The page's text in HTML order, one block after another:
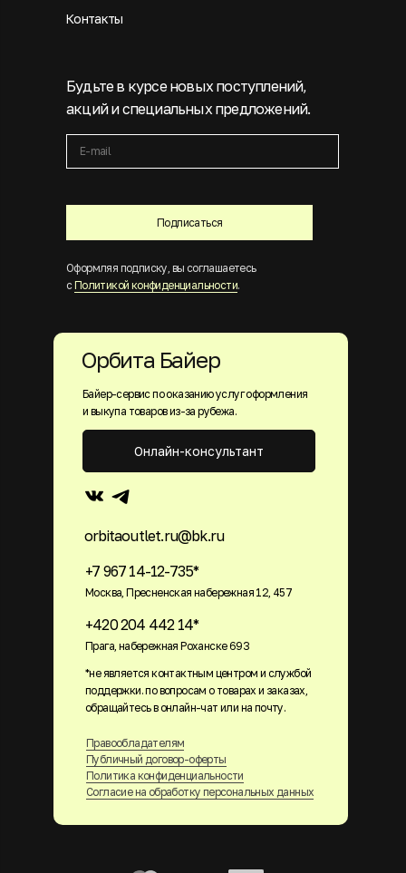
Подписаться
Будьте в курсе новых поступлений,
акций и специальных предложений.
Оформляя подписку, вы соглашаетесь
с Политикой конфиденциальности.
Контакты
Байер-сервис по оказанию услуг оформления
и выкупа товаров из-за рубежа.
+7 967 14-12-735*
Москва, Пресненская набережная 12, 457
+420 204 442 14*
Прага, набережная Роханске 693
orbitaoutlet.ru@bk.ru
Правообладателям
Публичный договор-оферты
Политика конфиденциальности
Согласие на обработку персональных данных
Онлайн-консультант
Орбита Байер
*не является контактным центром и службой
поддержки. по вопросам о товарах и заказах,
обращайтесь в онлайн-чат или на почту.